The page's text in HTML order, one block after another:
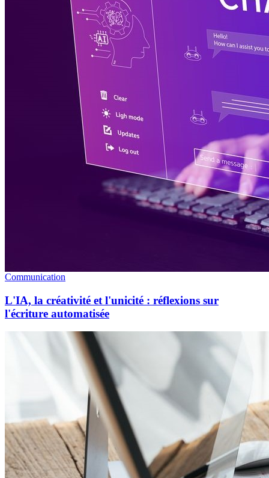
Communication
L'IA, la créativité et l'unicité : réflexions sur
l'écriture automatisée